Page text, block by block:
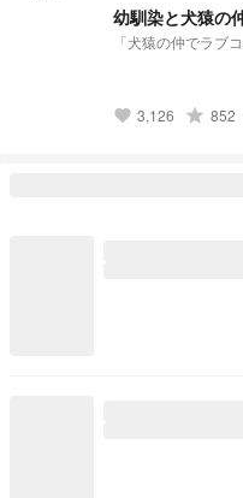
幼馴染と犬猿の
「犬猿の仲でラブ
favorite 3,126 grade 852